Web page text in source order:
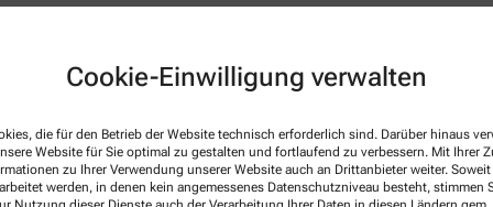
Cookie-Einwilligung verwalten
die für den Betrieb der Website technisch erforderlich sind. Darüber hinaus
Website für Sie optimal zu gestalten und fortlaufend zu verbessern. Mit Ihrer
zu Ihrer Verwendung unserer Website auch an Drittanbieter weiter. Soweit
werden, in denen kein angemessenes Datenschutzniveau besteht, stimmen
Arzneimittelpreisverordnung,
des Bundesvereinigung Deutscher Apothekerverbände
im Geltungsbereich des Arzneimittelgesetzes (AMG)